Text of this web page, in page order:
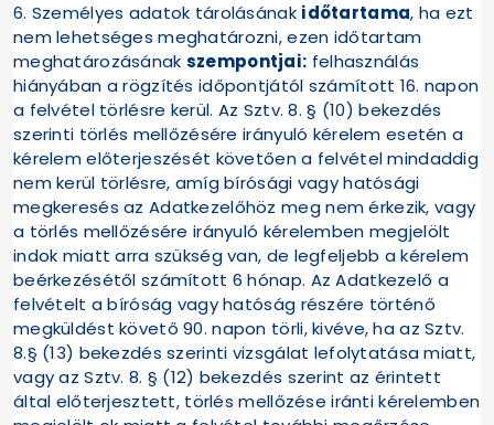
6. Személyes adatok tárolásának időtartama, ha ezt
nem lehetséges meghatározni, ezen időtartam
meghatározásának szempontjai: felhasználás
hiányában a rögzítés időpontjától számított 16. napon
a felvétel törlésre kerül. Az Sztv. 8. § (10) bekezdés
szerinti törlés mellőzésére irányuló kérelem esetén a
kérelem előterjeszését követően a felvétel mindaddig
nem kerül törlésre, amíg bírósági vagy hatósági
megkeresés az Adatkezelőhöz meg nem érkezik, vagy
a törlés mellőzésére irányuló kérelemben megjelölt
indok miatt arra szükség van, de legfeljebb a kérelem
beérkezésétől számított 6 hónap. Az Adatkezelő a
felvételt a bíróság vagy hatóság részére történő
megküldést követő 90. napon törli, kivéve, ha az Sztv.
8.§ (13) bekezdés szerinti vizsgálat lefolytatása miatt,
vagy az Sztv. 8. § (12) bekezdés szerint az érintett
által előterjesztett, törlés mellőzése iránti kérelemben